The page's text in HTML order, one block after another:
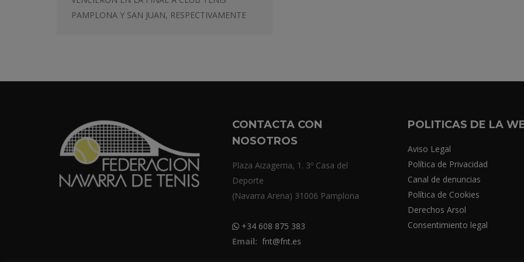
PAMPLONA Y SAN JUAN, RESPECTIVAMENTE
CONTACTA CON
NOSOTROS
Plaza Aizagerria, 1. 3º Casa del
Deporte
(Navarra Arena) 31006 Pamplona
+34 608 875 383
Email: fnt@fnt.es
POLITICAS DE LA
Aviso Legal
Política de Privacidad
Canal de denuncias
Política de Cookies
Derechos Arsol
Consentimiento legal